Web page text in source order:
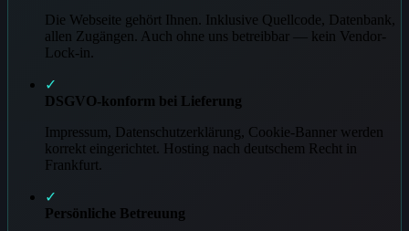
Die Webseite gehört Ihnen. Inklusive Quellcode, Datenbank,
allen Zugängen. Auch ohne uns betreibbar — kein Vendor-
Lock-in.
✓
DSGVO-konform bei Lieferung
Impressum, Datenschutzerklärung, Cookie-Banner werden
korrekt eingerichtet. Hosting nach deutschem Recht in
Frankfurt.
✓
Persönliche Betreuung